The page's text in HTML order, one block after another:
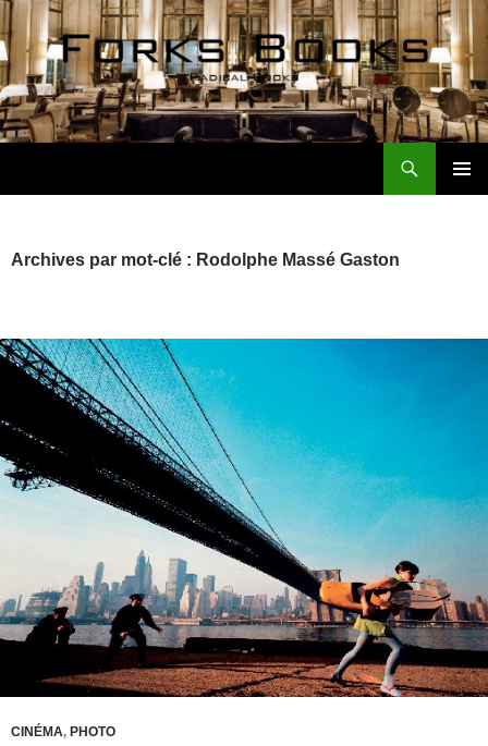
Aller
au
contenu
Archives par mot-clé : Rodolphe Massé Gaston
CINÉMA, PHOTO